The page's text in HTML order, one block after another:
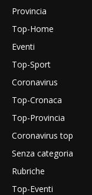
Provincia
Top-Home
Eventi
Top-Sport
Coronavirus
Top-Cronaca
Top-Provincia
Coronavirus top
Senza categoria
Rubriche
Top-Eventi